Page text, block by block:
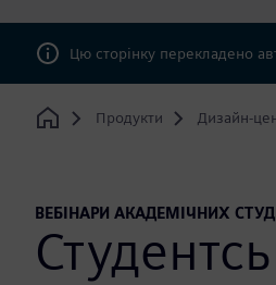
Цю сторінку перекладено
Home
Продукти Дизайн-
ВЕБІНАРИ АКАДЕМІЧНИХ